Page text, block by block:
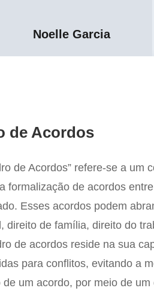
Noelle Garcia
de Acordos
de Acordos” refere-se a um
formalização de acordos
Esses acordos podem
direito de família, direito do
de acordos reside na sua
para conflitos, evitando a
de um acordo, por meio de